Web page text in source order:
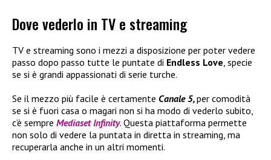
Dove vederlo in TV e streaming
TV e streaming sono i mezzi a disposizione per poter vedere
passo dopo passo tutte le puntate di Endless Love, specie
se si è grandi appassionati di serie turche.
Se il mezzo più facile è certamente Canale 5,per comodità
se si è fuori casa o magari non si ha modo di vederlo subito,
c’è sempre Mediaset Infinity. Questa piattaforma permette
non solo di vedere la puntata in diretta in streaming, ma
recuperarla anche in un altri momenti.